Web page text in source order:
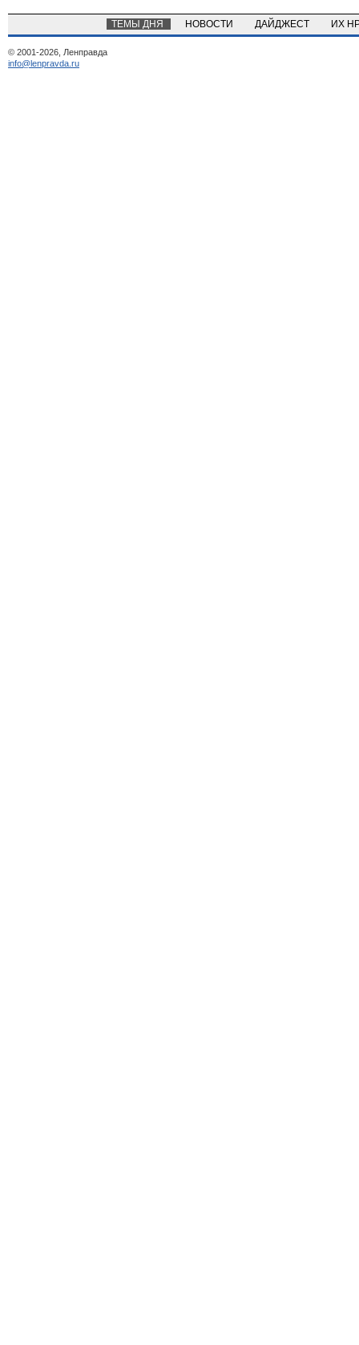
ТЕМЫ ДНЯ НОВОСТИ ДАЙДЖЕСТ ИХ
© 2001-2026, Ленправда
info@lenpravda.ru